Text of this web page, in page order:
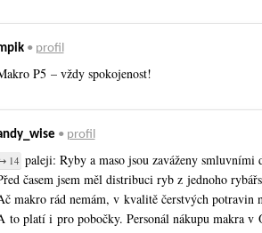
• profil
P5 – vždy spokojenost!
• profil
14 paleji: Ryby a maso jsou zaváženy smluvními
časem jsem měl distribuci ryb z jednoho
makro rád nemám, v kvalitě čerstvých potravin
to platí i pro pobočky. Personál nákupu makra v